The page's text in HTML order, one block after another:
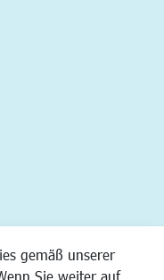
gemäß unserer
Sie weiter auf